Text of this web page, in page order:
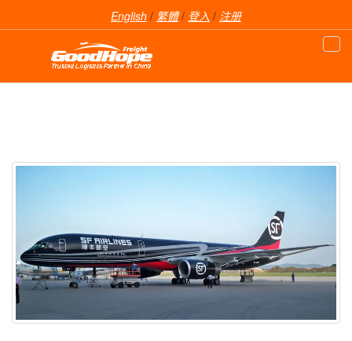
English / 繁體/ 登入 / 注册